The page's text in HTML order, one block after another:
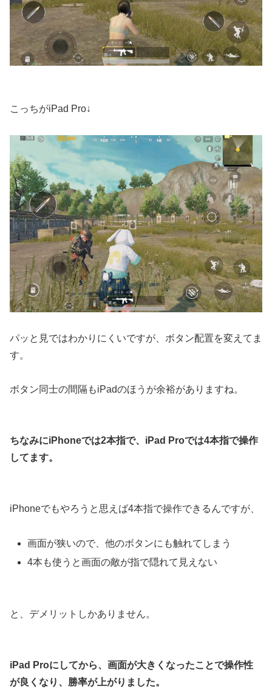
こっちがiPad Pro↓
パッと見ではわかりにくいですが、ボタン配置を変えてま
す。
ボタン同士の間隔もiPadのほうが余裕がありますね。
ちなみにiPhoneでは2本指で、iPad Proでは4本指で操作
してます。
iPhoneでもやろうと思えば4本指で操作できるんですが、
画面が狭いので、他のボタンにも触れてしまう
4本も使うと画面の敵が指で隠れて見えない
と、デメリットしかありません。
iPad Proにしてから、画面が大きくなったことで操作性
が良くなり、勝率が上がりました。